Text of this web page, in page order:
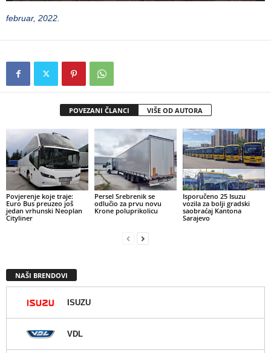
februar, 2022.
POVEZANI ČLANCI VIŠE OD AUTORA
Povjerenje koje traje:
Euro Bus preuzeo još
jedan vrhunski Neoplan
Cityliner
Persel Srebrenik se
odlučio za prvu novu
Krone poluprikolicu
Isporučeno 25 Isuzu
vozila za bolji gradski
saobraćaj Kantona
Sarajevo
NAŠI BRENDOVI
ISUZU
VDL